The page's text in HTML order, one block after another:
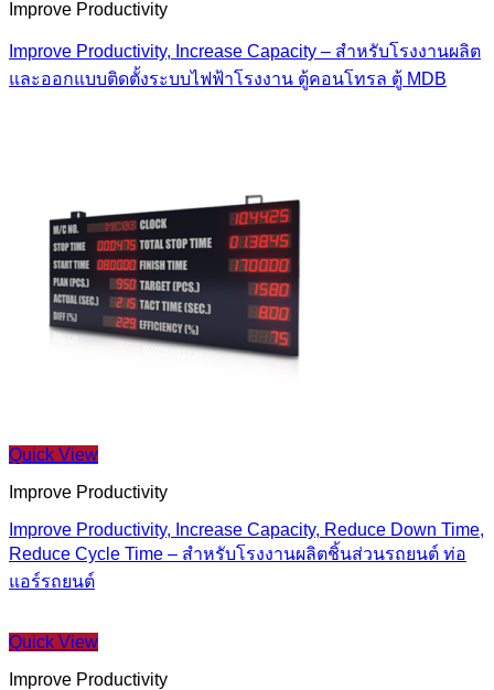
Improve Productivity
Improve Productivity, Increase Capacity – สำหรับโรงงานผลิต
และออกแบบติดตั้งระบบไฟฟ้าโรงงาน ตู้คอนโทรล ตู้ MDB
Quick View
Improve Productivity
Improve Productivity, Increase Capacity, Reduce Down Time,
Reduce Cycle Time – สำหรับโรงงานผลิตชิ้นส่วนรถยนต์ ท่อ
แอร์รถยนต์
Quick View
Improve Productivity